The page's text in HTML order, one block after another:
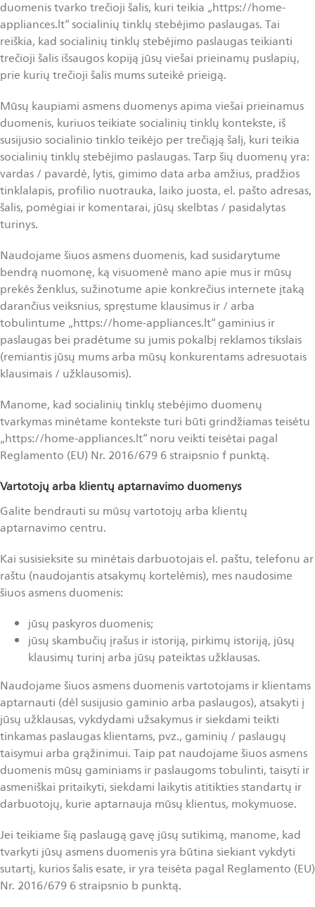
duomenis tvarko trečioji šalis, kuri teikia „https://home-
appliances.lt“ socialinių tinklų stebėjimo paslaugas. Tai
reiškia, kad socialinių tinklų stebėjimo paslaugas teikianti
trečioji šalis išsaugos kopiją jūsų viešai prieinamų puslapių,
prie kurių trečioji šalis mums suteikė prieigą.
Mūsų kaupiami asmens duomenys apima viešai prieinamus
duomenis, kuriuos teikiate socialinių tinklų kontekste, iš
susijusio socialinio tinklo teikėjo per trečiąją šalį, kuri teikia
socialinių tinklų stebėjimo paslaugas. Tarp šių duomenų yra:
vardas / pavardė, lytis, gimimo data arba amžius, pradžios
tinklalapis, profilio nuotrauka, laiko juosta, el. pašto adresas,
šalis, pomėgiai ir komentarai, jūsų skelbtas / pasidalytas
turinys.
Naudojame šiuos asmens duomenis, kad susidarytume
bendrą nuomonę, ką visuomenė mano apie mus ir mūsų
prekės ženklus, sužinotume apie konkrečius internete įtaką
darančius veiksnius, spręstume klausimus ir / arba
tobulintume „https://home-appliances.lt“ gaminius ir
paslaugas bei pradėtume su jumis pokalbį reklamos tikslais
(remiantis jūsų mums arba mūsų konkurentams adresuotais
klausimais / užklausomis).
Manome, kad socialinių tinklų stebėjimo duomenų
tvarkymas minėtame kontekste turi būti grindžiamas teisėtu
„https://home-appliances.lt“ noru veikti teisėtai pagal
Reglamento (EU) Nr. 2016/679 6 straipsnio f punktą.
Vartotojų arba klientų aptarnavimo duomenys
Galite bendrauti su mūsų vartotojų arba klientų
aptarnavimo centru.
Kai susisieksite su minėtais darbuotojais el. paštu, telefonu ar
raštu (naudojantis atsakymų kortelėmis), mes naudosime
šiuos asmens duomenis:
jūsų paskyros duomenis;
jūsų skambučių įrašus ir istoriją, pirkimų istoriją, jūsų
klausimų turinį arba jūsų pateiktas užklausas.
Naudojame šiuos asmens duomenis vartotojams ir klientams
aptarnauti (dėl susijusio gaminio arba paslaugos), atsakyti į
jūsų užklausas, vykdydami užsakymus ir siekdami teikti
tinkamas paslaugas klientams, pvz., gaminių / paslaugų
taisymui arba grąžinimui. Taip pat naudojame šiuos asmens
duomenis mūsų gaminiams ir paslaugoms tobulinti, taisyti ir
asmeniškai pritaikyti, siekdami laikytis atitikties standartų ir
darbuotojų, kurie aptarnauja mūsų klientus, mokymuose.
Jei teikiame šią paslaugą gavę jūsų sutikimą, manome, kad
tvarkyti jūsų asmens duomenis yra būtina siekiant vykdyti
sutartį, kurios šalis esate, ir yra teisėta pagal Reglamento (EU)
Nr. 2016/679 6 straipsnio b punktą.